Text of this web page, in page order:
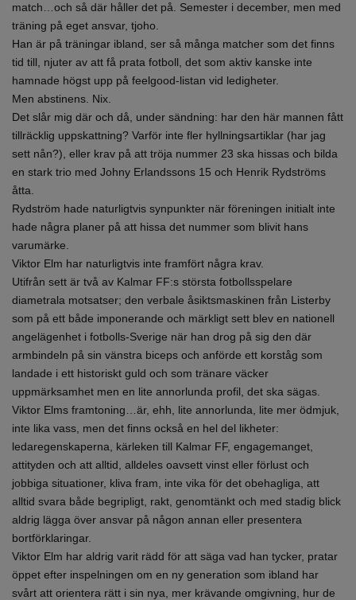
match…och så där håller det på. Semester i december, men med
träning på eget ansvar, tjoho.
Han är på träningar ibland, ser så många matcher som det finns
tid till, njuter av att få prata fotboll, det som aktiv kanske inte
hamnade högst upp på feelgood-listan vid ledigheter.
Men abstinens. Nix.
Det slår mig där och då, under sändning: har den här mannen fått
tillräcklig uppskattning? Varför inte fler hyllningsartiklar (har jag
sett nån?), eller krav på att tröja nummer 23 ska hissas och bilda
en stark trio med Johny Erlandssons 15 och Henrik Rydströms
åtta.
Rydström hade naturligtvis synpunkter när föreningen initialt inte
hade några planer på att hissa det nummer som blivit hans
varumärke.
Viktor Elm har naturligtvis inte framfört några krav.
Utifrån sett är två av Kalmar FF:s största fotbollsspelare
diametrala motsatser; den verbale åsiktsmaskinen från Listerby
som på ett både imponerande och märkligt sett blev en nationell
angelägenhet i fotbolls-Sverige när han drog på sig den där
armbindeln på sin vänstra biceps och anförde ett korståg som
landade i ett historiskt guld och som tränare väcker
uppmärksamhet men en lite annorlunda profil, det ska sägas.
Viktor Elms framtoning…är, ehh, lite annorlunda, lite mer ödmjuk,
inte lika vass, men det finns också en hel del likheter:
ledaregenskaperna, kärleken till Kalmar FF, engagemanget,
attityden och att alltid, alldeles oavsett vinst eller förlust och
jobbiga situationer, kliva fram, inte vika för det obehagliga, att
alltid svara både begripligt, rakt, genomtänkt och med stadig blick
aldrig lägga över ansvar på någon annan eller presentera
bortförklaringar.
Viktor Elm har aldrig varit rädd för att säga vad han tycker, pratar
öppet efter inspelningen om en ny generation som ibland har
svårt att orientera rätt i sin nya, mer krävande omgivning, hur de